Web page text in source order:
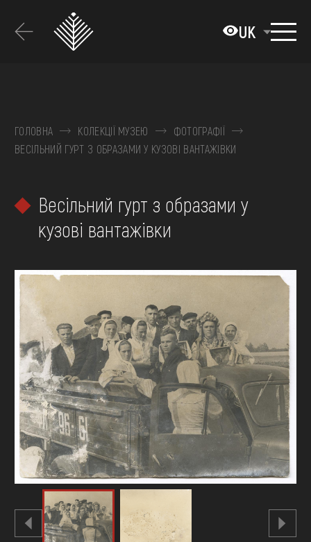
основного
UK
КОЛЕКЦІЇ
ВИСТАВКИ ТА ПОДІЇ
ВІДВІДАТИ
НАВЧИТИСЯ
ПОСЛУГИ
ОНЛАЙН-КРАМНИЦЯ
ПІДТРИМАТИ
ГОЛОВНА КОЛЕКЦІЇ МУЗЕЮ
ФОТОГРАФІЇ
ВЕСІЛЬНИЙ ГУРТ З ОБРАЗАМИ У КУЗОВІ ВАНТАЖІВКИ
Весільний гурт з образами у
кузові вантажівки